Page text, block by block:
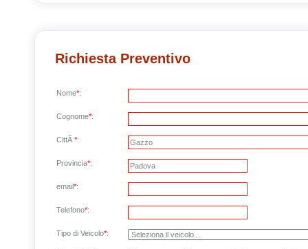
Richiesta Preventivo
Nome*:
Cognome*:
CittÃ *:
Provincia*:
email*:
Telefono*:
Tipo di Veicolo*: